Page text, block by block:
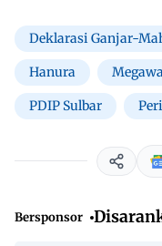
Deklarasi Ganjar-
Hanura
PDIP Sulbar
Bersponsor